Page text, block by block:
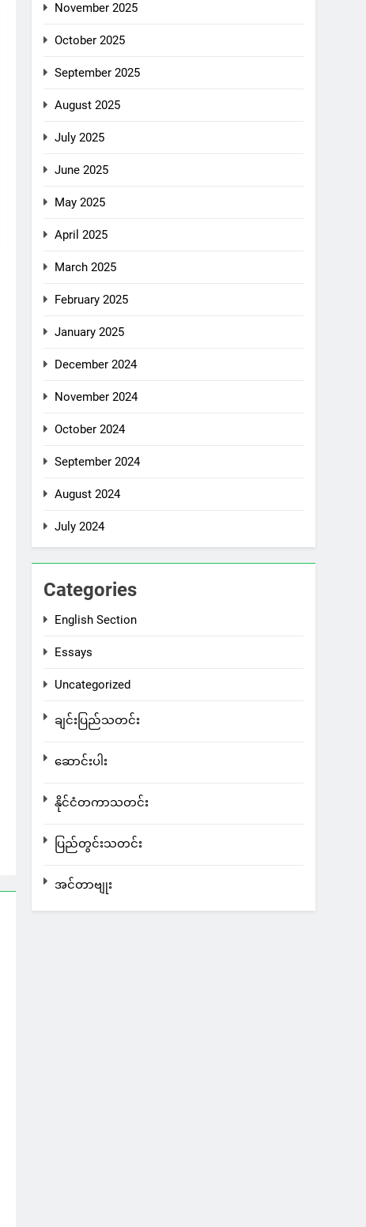
November 2025
October 2025
September 2025
August 2025
July 2025
June 2025
May 2025
April 2025
March 2025
February 2025
January 2025
December 2024
November 2024
October 2024
September 2024
August 2024
July 2024
Categories
English Section
Essays
Uncategorized
ချင်းပြည်သတင်း
ဆောင်းပါး
နိုင်ငံတကာသတင်း
ပြည်တွင်းသတင်း
အင်တာဗျုး